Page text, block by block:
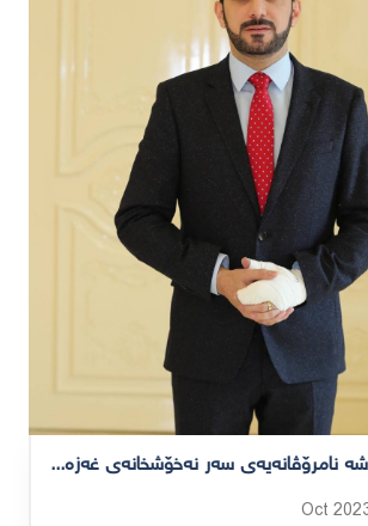
ئیدانەی ئەو هێرشە نامرۆڤانەیەی سەر نەخۆشخانەی غەزە دەکەین